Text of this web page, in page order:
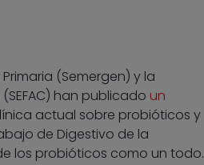
(Semergen) y la
han publicado un
actual sobre probióticos y
de Digestivo de la
los probióticos como un todo.